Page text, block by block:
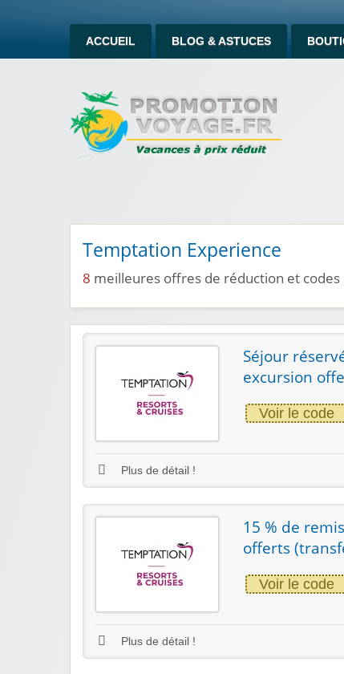
ACCUEIL BLOG & ASTUCES
Temptation Experience
8 meilleures offres de réduction et
Séjour
excursion
Voir le code
Plus de détail !
15 % de
offerts
Voir le code
Plus de détail !